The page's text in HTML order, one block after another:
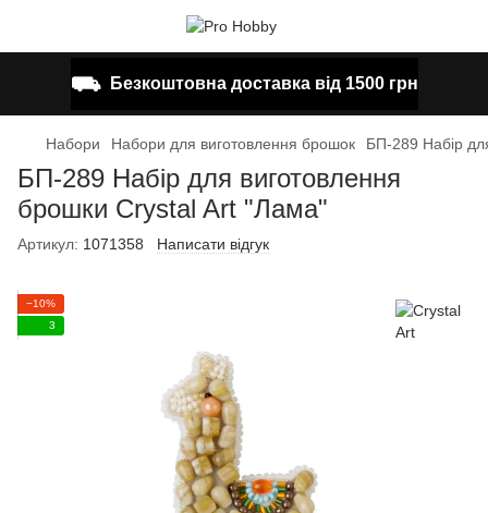
⛟ Безкоштовна доставка від 1500 грн
Набори Набори для виготовлення брошок БП-289 Набір
БП-289 Набір для виготовлення
брошки Crystal Art "Лама"
Артикул: 1071358 Написати відгук
−10%
3